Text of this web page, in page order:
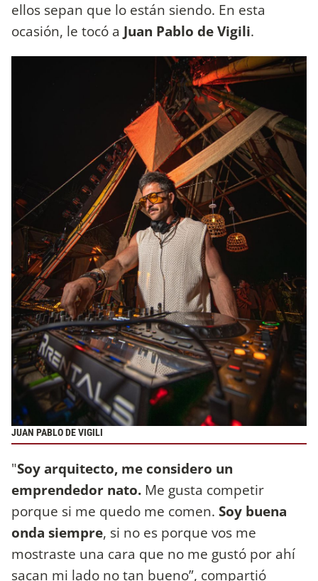
ellos sepan que lo están siendo. En esta
ocasión, le tocó a Juan Pablo de Vigili.
JUAN PABLO DE VIGILI
"Soy arquitecto, me considero un
emprendedor nato. Me gusta competir
porque si me quedo me comen. Soy buena
onda siempre, si no es porque vos me
mostraste una cara que no me gustó por ahí
sacan mi lado no tan bueno”, compartió